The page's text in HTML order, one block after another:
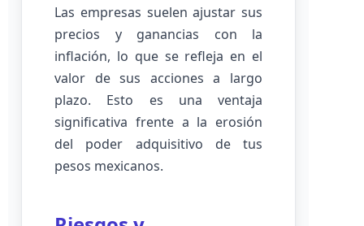
Las empresas suelen ajustar sus
precios y ganancias con la
inflación, lo que se refleja en el
valor de sus acciones a largo
plazo. Esto es una ventaja
significativa frente a la erosión
del poder adquisitivo de tus
pesos mexicanos.